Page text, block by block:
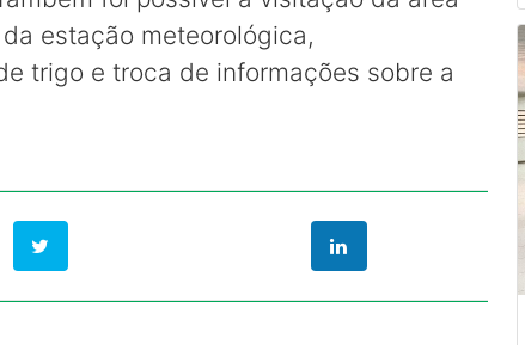
estação meteorológica,
trigo e troca de informações sobre a